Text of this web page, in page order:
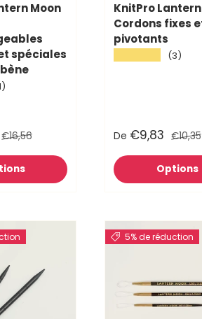
Moon
spéciales
€16,56
KnitPro
Cordons fixes
pivotants
(3)
De €9,83 €10,35
Options
5% de réduction